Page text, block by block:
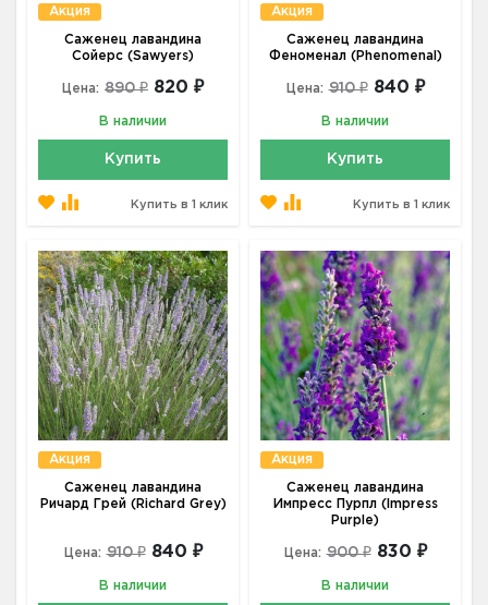
Акция
Саженец лавандина
Сойерс (Sawyers)
Цена: 890 ₽ 820 ₽
В наличии
Купить
Купить в 1 клик
Акция
Саженец лавандина
Феноменал (Phenomenal)
Цена: 910 ₽ 840 ₽
В наличии
Купить
Купить в 1 клик
Акция
Саженец лавандина
Ричард Грей (Richard Grey)
Цена: 910 ₽ 840 ₽
В наличии
Акция
Саженец лавандина
Импресс Пурпл (Impress
Purple)
Цена: 900 ₽ 830 ₽
В наличии